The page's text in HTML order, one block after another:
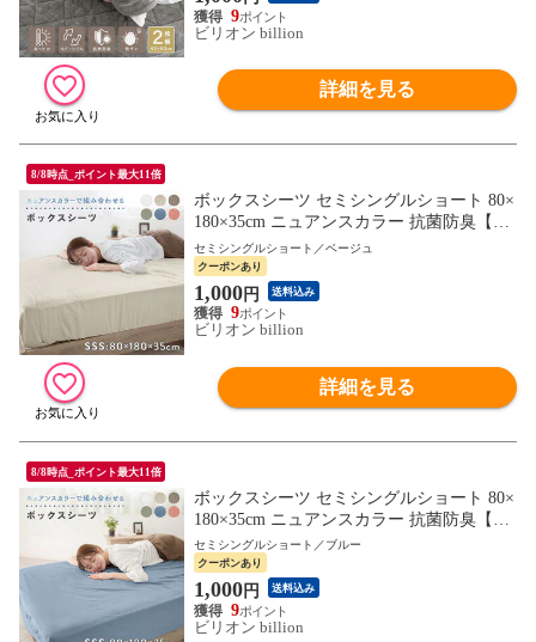
9
ビリオン billion
詳細を見る
8/8時点_ポイント最大11倍
ボックスシーツ セミシングルショート 80×
180×35cm ニュアンスカラー 抗菌防臭【ベ
ージュ】ニュアンスカラーで組み合わせる
カバー
セミシングルショート／ベージュ
クーポンあり
1,000円 送料込み
9
ビリオン billion
詳細を見る
8/8時点_ポイント最大11倍
ボックスシーツ セミシングルショート 80×
180×35cm ニュアンスカラー 抗菌防臭【ブ
ルー】ニュアンスカラーで組み合わせるカ
バー
セミシングルショート／ブルー
クーポンあり
1,000円 送料込み
9
ビリオン billion